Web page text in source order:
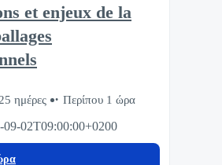
et enjeux de la
ημέρες
Περίπου 1 ώρα
09-02T09:00:00+0200